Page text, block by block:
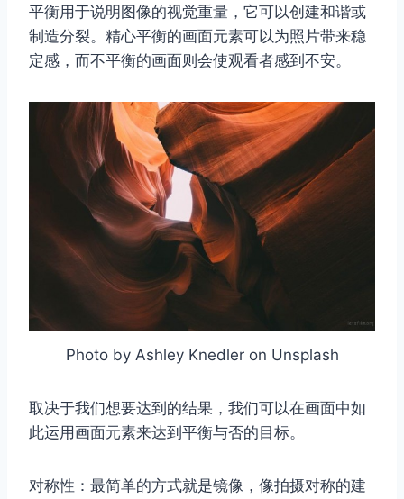
平衡用于说明图像的视觉重量，它可以创建和谐或
制造分裂。精心平衡的画面元素可以为照片带来稳
定感，而不平衡的画面则会使观看者感到不安。
Photo by Ashley Knedler on Unsplash
取决于我们想要达到的结果，我们可以在画面中如
此运用画面元素来达到平衡与否的目标。
对称性：最简单的方式就是镜像，像拍摄对称的建